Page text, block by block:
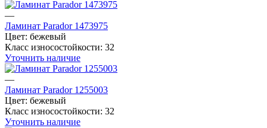
—
Ламинат Parador 1473975
Цвет: бежевый
Класс износостойкости: 32
Уточнить наличие
—
Ламинат Parador 1255003
Цвет: бежевый
Класс износостойкости: 32
Уточнить наличие